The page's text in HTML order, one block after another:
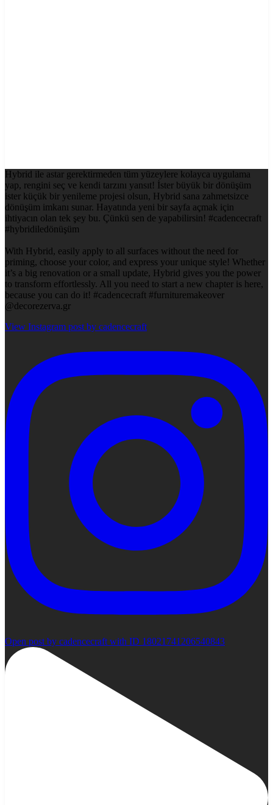
Hybrid ile astar gerektirmeden tüm yüzeylere kolayca uygulama
yap, rengini seç ve kendi tarzını yansıt! İster büyük bir dönüşüm
ister küçük bir yenileme projesi olsun, Hybrid sana zahmetsizce
dönüşüm imkanı sunar. Hayatında yeni bir sayfa açmak için
ihtiyacın olan tek şey bu. Çünkü sen de yapabilirsin! #cadencecraft
#hybridiledönüşüm
With Hybrid, easily apply to all surfaces without the need for
priming, choose your color, and express your unique style! Whether
it’s a big renovation or a small update, Hybrid gives you the power
to transform effortlessly. All you need to start a new chapter is here,
because you can do it! #cadencecraft #furnituremakeover
@decorezerva.gr
View Instagram post by cadencecraft
Open post by cadencecraft with ID 18021741206540843